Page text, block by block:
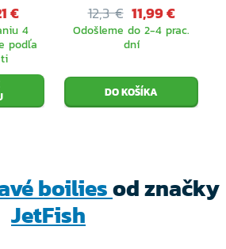
€
4
podľa
12,3 € 11,99 €
Odošleme do 2-4 prac.
dní
boiliesod značky
JetFish